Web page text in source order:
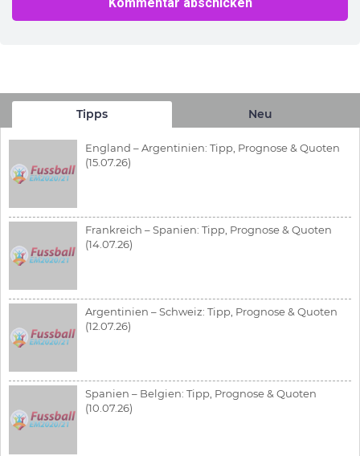
Tipps Neu
England – Argentinien: Tipp, Prognose & Quoten
(15.07.26)
Frankreich – Spanien: Tipp, Prognose & Quoten
(14.07.26)
Argentinien – Schweiz: Tipp, Prognose & Quoten
(12.07.26)
Spanien – Belgien: Tipp, Prognose & Quoten
(10.07.26)